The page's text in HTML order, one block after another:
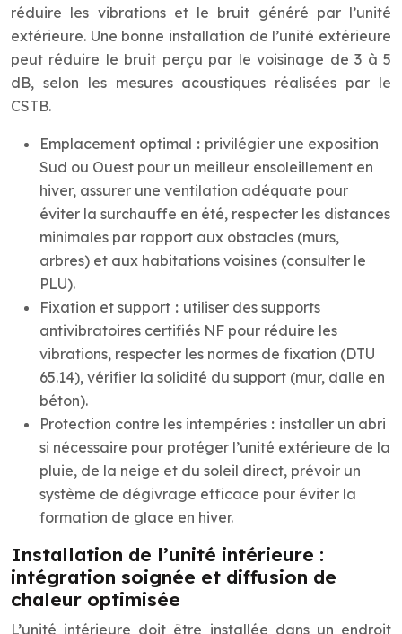
réduire les vibrations et le bruit généré par l’unité
extérieure. Une bonne installation de l’unité extérieure
peut réduire le bruit perçu par le voisinage de 3 à 5
dB, selon les mesures acoustiques réalisées par le
CSTB.
Emplacement optimal : privilégier une exposition
Sud ou Ouest pour un meilleur ensoleillement en
hiver, assurer une ventilation adéquate pour
éviter la surchauffe en été, respecter les distances
minimales par rapport aux obstacles (murs,
arbres) et aux habitations voisines (consulter le
PLU).
Fixation et support : utiliser des supports
antivibratoires certifiés NF pour réduire les
vibrations, respecter les normes de fixation (DTU
65.14), vérifier la solidité du support (mur, dalle en
béton).
Protection contre les intempéries : installer un abri
si nécessaire pour protéger l’unité extérieure de la
pluie, de la neige et du soleil direct, prévoir un
système de dégivrage efficace pour éviter la
formation de glace en hiver.
Installation de l’unité intérieure :
intégration soignée et diffusion de
chaleur optimisée
L’unité intérieure doit être installée dans un endroit